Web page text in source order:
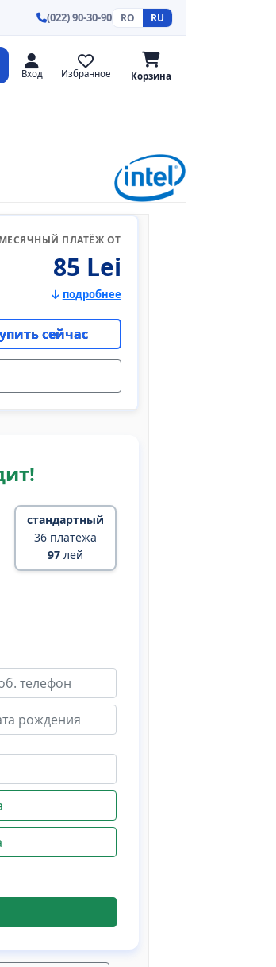
(022) 90-30-90 RO RU
Вход Избранное Корзина
ПЛАТЁЖ ОТ
85 Lei
подробнее
сейчас
стандартный
36 платежа
97лей